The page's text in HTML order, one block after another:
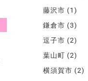
藤沢市 (1)
鎌倉市 (3)
逗子市 (2)
葉山町 (2)
横須賀市 (2)